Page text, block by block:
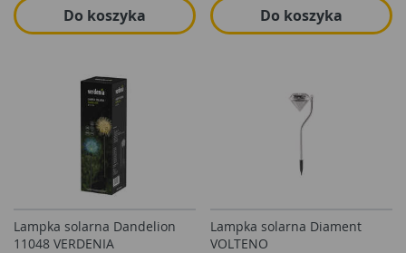
Do koszyka Do koszyka
Lampka solarna Dandelion
11048 VERDENIA
Lampka solarna Diament
VOLTENO